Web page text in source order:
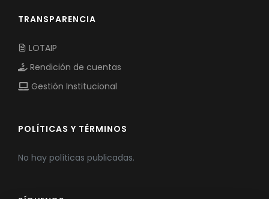
TRANSPARENCIA
LOTAIP
Rendición de cuentas
Gestión Institucional
POLÍTICAS Y TÉRMINOS
No hay políticas publicadas.